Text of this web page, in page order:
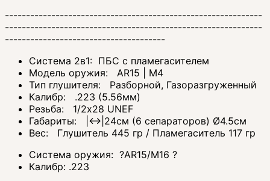
-------------------------------------------------------------
-------------------------------------------------------------
--------------------------------------
Система 2в1: ПБС с пламегасителем
Модель оружия: AR15 | M4
Тип глушителя: Разборной, Газоразгруженный
Калибр: .223 (5.56мм)
Резьба: 1/2x28 UNEF
Габариты: |↔|24см (6 сепараторов) Ø4.5см
Вес: Глушитель 445 гр / Пламегаситель 117 гр
Система оружия: ?AR15/M16 ?
Калибр: .223